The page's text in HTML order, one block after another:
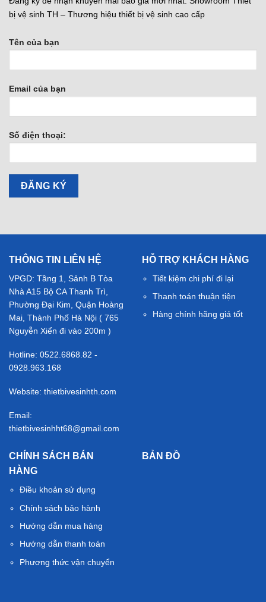
bị vệ sinh TH – Thương hiệu thiết bị vệ sinh cao cấp
Tên của bạn
Email của bạn
Số điện thoại:
THÔNG TIN LIÊN HỆ
VPGD: Tầng 1, Sảnh B Tòa
Nhà A15 Bộ CA Thanh Trì,
Phường Đại Kim, Quận Hoàng
Mai, Thành Phố Hà Nội ( 765
Nguyễn Xiển đi vào 200m )
Hotline: 0522.6868.82 -
0928.963.168
Website: thietbivesinhth.com
Email:
thietbivesinhht68@gmail.com
HỖ TRỢ KHÁCH HÀNG
Tiết kiệm chi phí đi lại
Thanh toán thuận tiện
Hàng chính hãng giá tốt
CHÍNH SÁCH BÁN
HÀNG
Điều khoản sử dụng
Chính sách bảo hành
Hướng dẫn mua hàng
Hướng dẫn thanh toán
Phương thức vận chuyển
BẢN ĐỒ